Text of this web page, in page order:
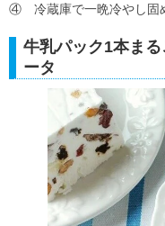
④ 冷蔵庫で一晩冷やし固
牛乳パック1本ま
ータ